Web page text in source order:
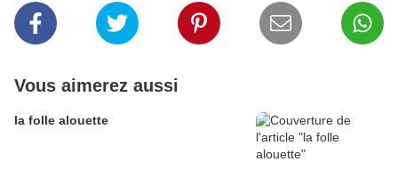
Vous aimerez aussi
la folle alouette